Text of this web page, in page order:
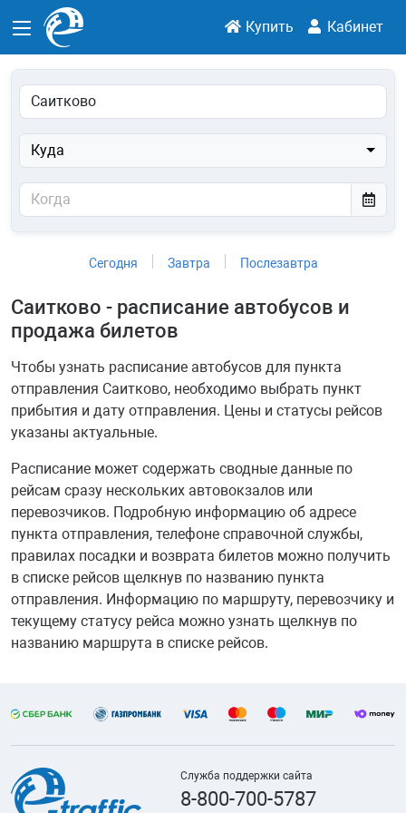
Купить Кабинет
Куда
Сегодня Завтра Послезавтра
Саитково - расписание автобусов и
продажа билетов
Чтобы узнать расписание автобусов для пункта
отправления Саитково, необходимо выбрать пункт
прибытия и дату отправления. Цены и статусы рейсов
указаны актуальные.
Расписание может содержать сводные данные по
рейсам сразу нескольких автовокзалов или
перевозчиков. Подробную информацию об адресе
пункта отправления, телефоне справочной службы,
правилах посадки и возврата билетов можно получить
в списке рейсов щелкнув по названию пункта
отправления. Информацию по маршруту, перевозчику и
текущему статусу рейса можно узнать щелкнув по
названию маршрута в списке рейсов.
Служба поддержки сайта
8-800-700-5787